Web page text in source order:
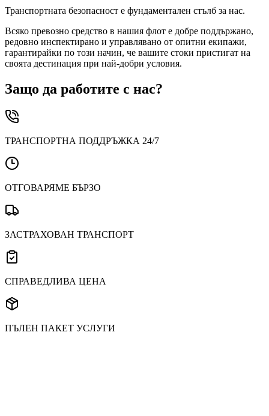
Транспортната безопасност е фундаментален стълб за нас.
Всяко превозно средство в нашия флот е добре поддържано,
редовно инспектирано и управлявано от опитни екипажи,
гарантирайки по този начин, че вашите стоки пристигат на
своята дестинация при най-добри условия.
Защо да работите с нас?
ТРАНСПОРТНА ПОДДРЪЖКА 24/7
ОТГОВАРЯМЕ БЪРЗО
ЗАСТРАХОВАН ТРАНСПОРТ
СПРАВЕДЛИВА ЦЕНА
ПЪЛЕН ПАКЕТ УСЛУГИ